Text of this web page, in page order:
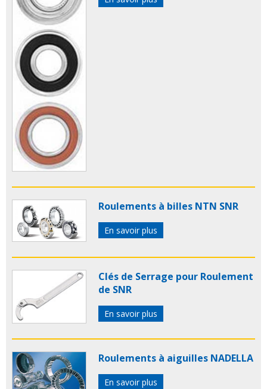
Roulements à billes NTN SNR
En savoir plus
Clés de Serrage pour Roulement
de SNR
En savoir plus
Roulements à aiguilles NADELLA
En savoir plus